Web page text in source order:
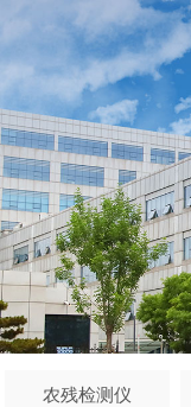
农残检测仪